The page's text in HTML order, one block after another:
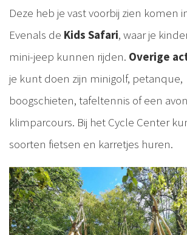
Deze heb je vast voorbij zien komen
Evenals de Kids Safari, waar je
mini-jeep kunnen rijden. Overige
je kunt doen zijn minigolf, petanque,
boogschieten, tafeltennis of een
klimparcours. Bij het Cycle Center
soorten fietsen en karretjes huren.